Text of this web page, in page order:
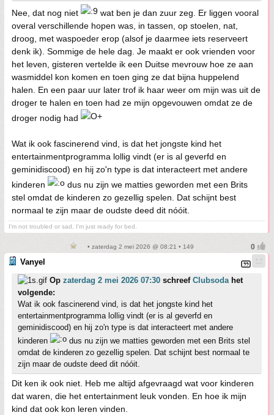
Nee, dat nog niet
wat ben je dan zuur zeg. Er liggen vooral
overal verschillende hopen was, in tassen, op stoelen, nat,
droog, met waspoeder erop (alsof je daarmee iets reserveert
denk ik). Sommige de hele dag. Je maakt er ook vrienden voor
het leven, gisteren vertelde ik een Duitse mevrouw hoe ze aan
wasmiddel kon komen en toen ging ze dat bijna huppelend
halen. En een paar uur later trof ik haar weer om mijn was uit de
droger te halen en toen had ze mijn opgevouwen omdat ze de
droger nodig had
Wat ik ook fascinerend vind, is dat het jongste kind het
entertainmentprogramma lollig vindt (er is al geverfd en
geminidiscood) en hij zo'n type is dat interacteert met andere
kinderen
dus nu zijn we matties geworden met een Brits
stel omdat de kinderen zo gezellig spelen. Dat schijnt best
normaal te zijn maar de oudste deed dit nóóit.
I'm not troubled or sad, I'm just ready for bed.
• zaterdag 2 mei 2026 @ 08:21 • 149
Vanyel
Op zaterdag 2 mei 2026 07:30 schreef Clubsodahet
volgende:
Wat ik ook fascinerend vind, is dat het jongste kind het
entertainmentprogramma lollig vindt (er is al geverfd en
geminidiscood) en hij zo'n type is dat interacteert met andere
kinderen
dus nu zijn we matties geworden met een Brits stel
omdat de kinderen zo gezellig spelen. Dat schijnt best normaal te
zijn maar de oudste deed dit nóóit.
Dit ken ik ook niet. Heb me altijd afgevraagd wat voor kinderen
dat waren, die het entertainment leuk vonden. En hoe ik mijn
kind dat ook kon leren vinden.